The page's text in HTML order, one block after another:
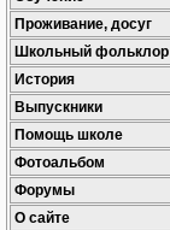
Проживание, досуг
Школьный фольклор
История
Выпускники
Помощь школе
Фотоальбом
Форумы
О сайте